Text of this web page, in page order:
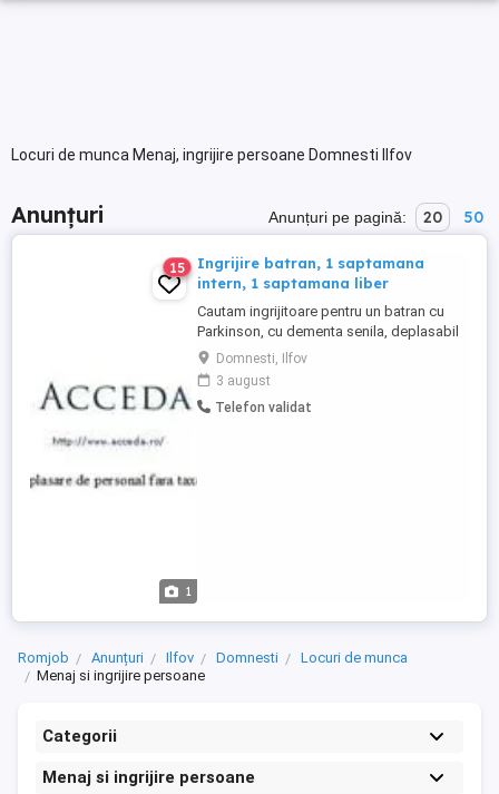
Locuri de munca Menaj, ingrijire persoane Domnesti Ilfov
Anunțuri Anunțuri pe pagină: 20 50
1
15
Ingrijire batran, 1 saptamana
intern, 1 saptamana liber
Cautam ingrijitoare pentru un batran cu
Parkinson, cu dementa senila, deplasabil
cu cadrul sau cu carutul, 75 kg, zona
Domnesti, program 1 saptamana intern, 1
saptamana liber, salariu 1500 lei pe
saptamana. Cerinte: persoana cu
Domnesti, Ilfov
3 august
Telefon validat
Romjob Anunțuri Ilfov Domnesti
Locuri de munca
Menaj si ingrijire persoane
Categorii
Menaj si ingrijire persoane